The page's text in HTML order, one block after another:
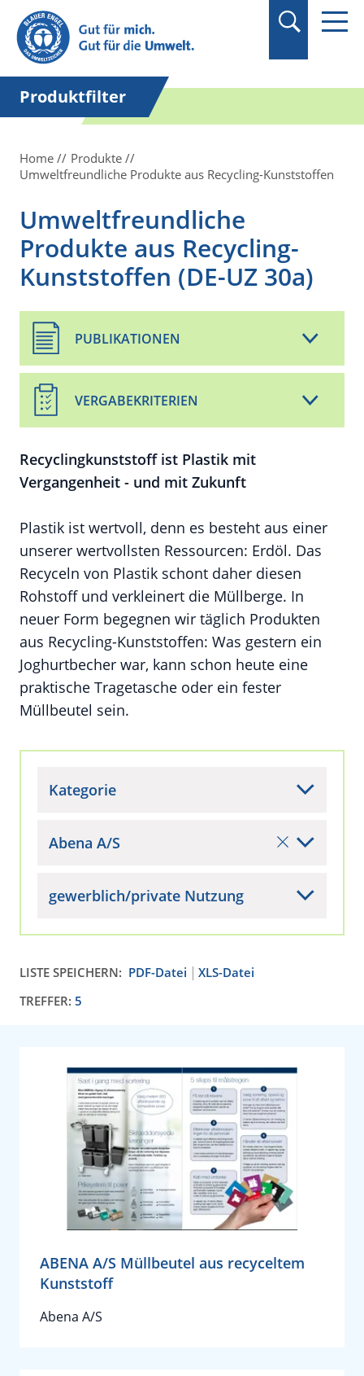
Suchbegriff in
Anführungszeichen
setzen.
Produktfilter
Home
Produkte
Umweltfreundliche Produkte aus Recycling-Kunststoffen
Umweltfreundliche
Produkte aus Recycling-
Kunststoffen (DE-UZ 30a)
PUBLIKATIONEN
VERGABEKRITERIEN
Recyclingkunststoff ist Plastik mit
Vergangenheit - und mit Zukunft
Plastik ist wertvoll, denn es besteht aus einer
unserer wertvollsten Ressourcen: Erdöl. Das
Recyceln von Plastik schont daher diesen
Rohstoff und verkleinert die Müllberge. In
neuer Form begegnen wir täglich Produkten
aus Recycling-Kunststoffen: Was gestern ein
Joghurtbecher war, kann schon heute eine
praktische Tragetasche oder ein fester
Müllbeutel sein.
Kategorie
Abena A/S
gewerblich/private Nutzung
LISTE SPEICHERN: PDF-Datei
XLS-Datei
TREFFER: 5
ABENA A/S Müllbeutel aus recyceltem
Kunststoff
Abena A/S